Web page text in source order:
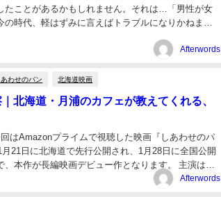
たことがあるかもしれません。それは…「男性が女
時代、軽はずみに言えばトラブルになりかねませ
Afterwords
あわせのパン 北海道映画
北海道・月浦のカフェが教えてくれる、
はAmazonプライムで視聴した映画『しあわせのパ
21日に北海道で先行公開され、1月28日に全国公開
本作が長編映画デビュー作となります。 主演は、
Afterwords